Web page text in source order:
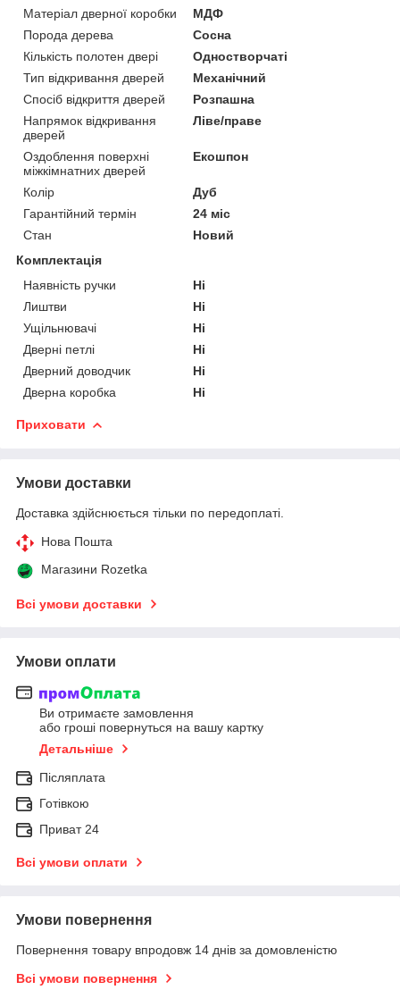
Матеріал дверної коробки
МДФ
Порода дерева
Сосна
Кількість полотен двері
Одностворчаті
Тип відкривання дверей
Механічний
Спосіб відкриття дверей
Розпашна
Напрямок відкривання
дверей
Ліве/праве
Оздоблення поверхні
міжкімнатних дверей
Екошпон
Колір
Дуб
Гарантійний термін
24 міс
Стан
Новий
Комплектація
Наявність ручки
Ні
Лиштви
Ні
Ущільнювачі
Ні
Дверні петлі
Ні
Дверний доводчик
Ні
Дверна коробка
Ні
Приховати
Умови доставки
Доставка здійснюється тільки по передоплаті.
Нова Пошта
Магазини Rozetka
Всі умови доставки
Умови оплати
Ви отримаєте замовлення
або гроші повернуться на вашу картку
Детальніше
Післяплата
Готівкою
Приват 24
Всі умови оплати
Умови повернення
Повернення товару впродовж 14 днів за домовленістю
Всі умови повернення